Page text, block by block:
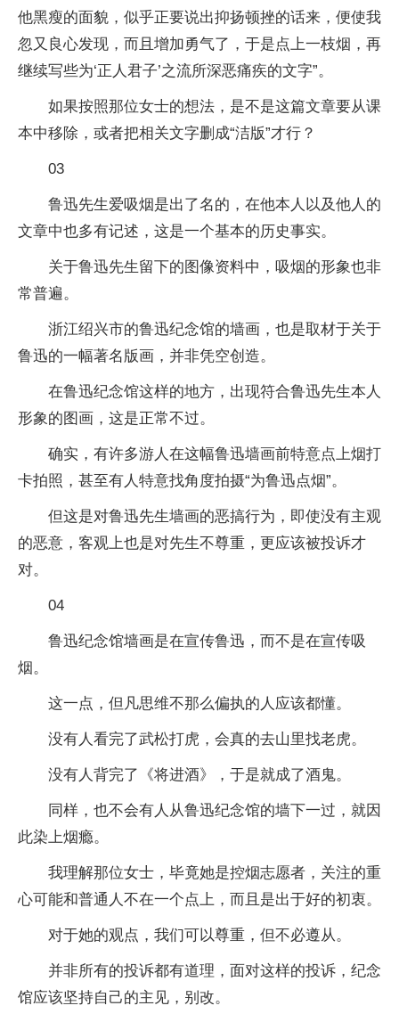
他黑瘦的面貌，似乎正要说出抑扬顿挫的话来，便使我
忽又良心发现，而且增加勇气了，于是点上一枝烟，再
继续写些为‘正人君子’之流所深恶痛疾的文字”。
如果按照那位女士的想法，是不是这篇文章要从课
本中移除，或者把相关文字删成“洁版”才行？
03
鲁迅先生爱吸烟是出了名的，在他本人以及他人的
文章中也多有记述，这是一个基本的历史事实。
关于鲁迅先生留下的图像资料中，吸烟的形象也非
常普遍。
浙江绍兴市的鲁迅纪念馆的墙画，也是取材于关于
鲁迅的一幅著名版画，并非凭空创造。
在鲁迅纪念馆这样的地方，出现符合鲁迅先生本人
形象的图画，这是正常不过。
确实，有许多游人在这幅鲁迅墙画前特意点上烟打
卡拍照，甚至有人特意找角度拍摄“为鲁迅点烟”。
但这是对鲁迅先生墙画的恶搞行为，即使没有主观
的恶意，客观上也是对先生不尊重，更应该被投诉才
对。
04
鲁迅纪念馆墙画是在宣传鲁迅，而不是在宣传吸
烟。
这一点，但凡思维不那么偏执的人应该都懂。
没有人看完了武松打虎，会真的去山里找老虎。
没有人背完了《将进酒》，于是就成了酒鬼。
同样，也不会有人从鲁迅纪念馆的墙下一过，就因
此染上烟瘾。
我理解那位女士，毕竟她是控烟志愿者，关注的重
心可能和普通人不在一个点上，而且是出于好的初衷。
对于她的观点，我们可以尊重，但不必遵从。
并非所有的投诉都有道理，面对这样的投诉，纪念
馆应该坚持自己的主见，别改。